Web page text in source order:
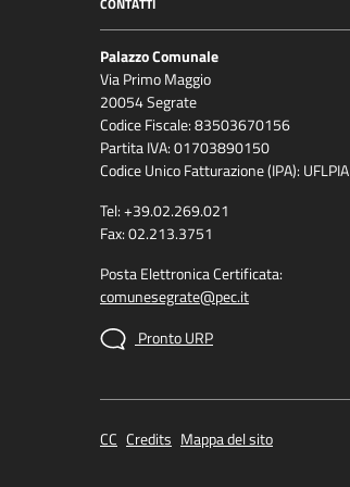
Palazzo Comunale
Via Primo Maggio
20054 Segrate
Codice Fiscale: 83503670156
Partita IVA: 01703890150
Codice Unico Fatturazione (IPA): UFLPIA
Tel: +39.02.269.021
Fax: 02.213.3751
Posta Elettronica Certificata:
comunesegrate@pec.it
Pronto URP
CC Credits Mappa del sito